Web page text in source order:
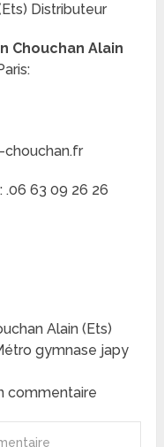
Distributeur
Chouchan Alain
.06 63 09 26 26
Alain (Ets)
gymnase japy
commentaire